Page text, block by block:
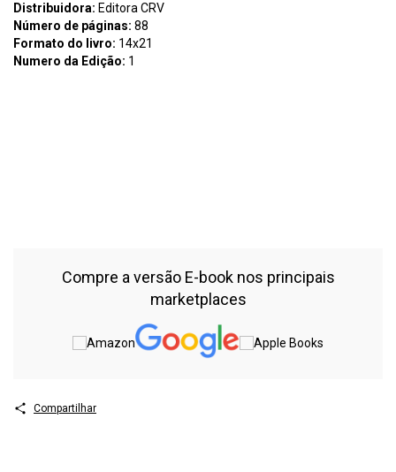
Distribuidora: Editora CRV
Número de páginas: 88
Formato do livro: 14x21
Numero da Edição: 1
Compre a versão E-book nos principais
marketplaces
Compartilhar